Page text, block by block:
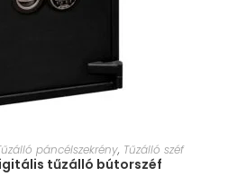
VÁLASZTÁSA
páncélszekrény, Tűzálló széf
digitális tűzálló bútorszéf